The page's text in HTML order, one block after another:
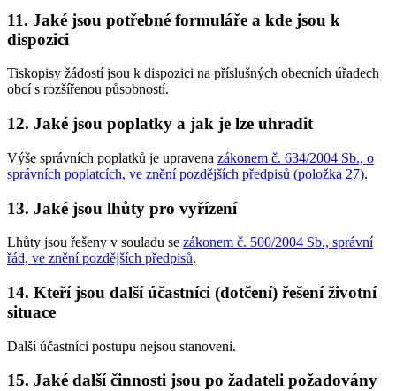
11. Jaké jsou potřebné formuláře a kde jsou k
dispozici
Tiskopisy žádostí jsou k dispozici na příslušných obecních úřadech
obcí s rozšířenou působností.
12. Jaké jsou poplatky a jak je lze uhradit
Výše správních poplatků je upravena zákonem č. 634/2004 Sb., o
správních poplatcích, ve znění pozdějších předpisů (položka 27).
13. Jaké jsou lhůty pro vyřízení
Lhůty jsou řešeny v souladu se zákonem č. 500/2004 Sb., správní
řád, ve znění pozdějších předpisů.
14. Kteří jsou další účastníci (dotčení) řešení životní
situace
Další účastníci postupu nejsou stanoveni.
15. Jaké další činnosti jsou po žadateli požadovány